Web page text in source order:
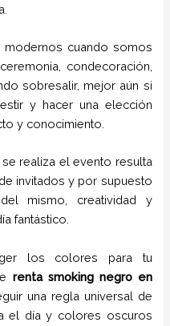
cuando somos
condecoración,
sobresalir, mejor aún si
y hacer una elección
y conocimiento.
realiza el evento resulta
invitados y por supuesto
mismo, creatividad y
fantástico.
los colores para tu
renta smoking negro en
una regla universal de
el día y colores oscuros